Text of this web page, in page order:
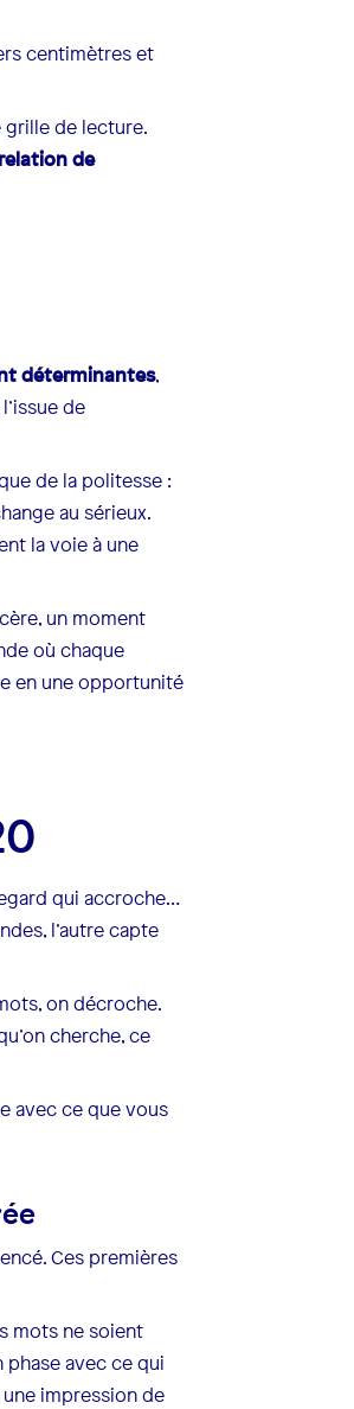
centimètres et
grille de lecture.
de
déterminantes,
de
de la politesse :
au sérieux.
la voie à une
un moment
où chaque
en une opportunité
qui accroche…
l’autre capte
on décroche.
cherche, ce
avec ce que vous
Ces premières
mots ne soient
avec ce qui
impression de